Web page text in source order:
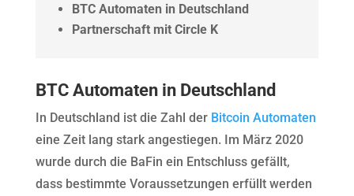
BTC Automaten in Deutschland
Partnerschaft mit Circle K
BTC Automaten in Deutschland
In Deutschland ist die Zahl der Bitcoin Automaten
eine Zeit lang stark angestiegen. Im März 2020
wurde durch die BaFin ein Entschluss gefällt,
dass bestimmte Voraussetzungen erfüllt werden